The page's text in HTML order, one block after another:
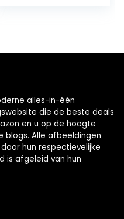
alles-in-één
die de beste deals
en u op de hoogte
Alle afbeeldingen
hun respectievelijke
is afgeleid van hun